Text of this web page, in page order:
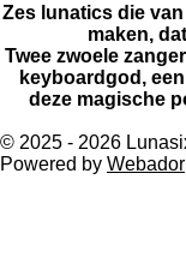
​​Zes lunatics die
maken,
Twee zwoele
keyboardgod,
deze magische
© 2025 - 2026
Powered by Webador